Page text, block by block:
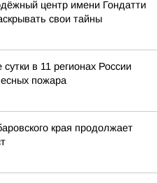
центр имени Гондатти
свои тайны
в 11 регионах России
пожара
края продолжает